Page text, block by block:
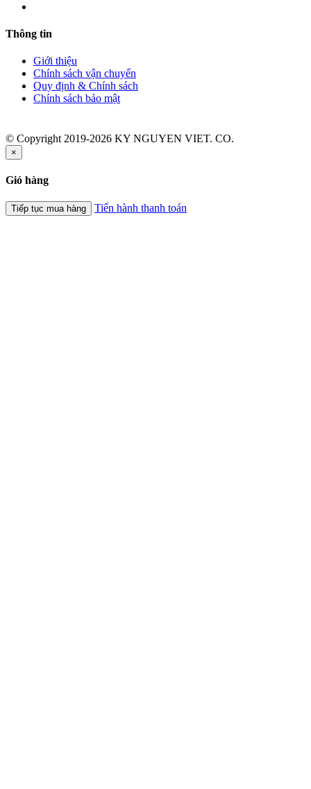
Thông tin
Giới thiệu
Chính sách vận chuyển
Quy định & Chính sách
Chính sách bảo mật
© Copyright 2019-2026 KY NGUYEN VIET. CO.
×
Giỏ hàng
Tiếp tục mua hàng Tiến hành thanh toán